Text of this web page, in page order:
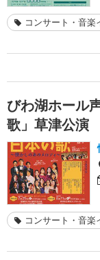
コンサート・音楽
びわ湖ホール
歌」草津公演
コンサート・音楽